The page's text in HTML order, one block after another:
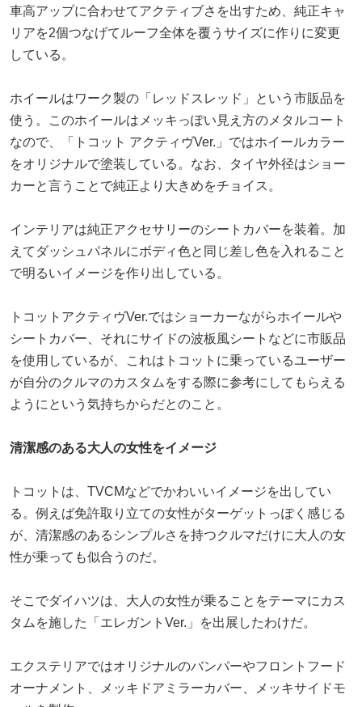
車高アップに合わせてアクティブさを出すため、純正キャ
リアを2個つなげてルーフ全体を覆うサイズに作りに変更
している。
ホイールはワーク製の「レッドスレッド」という市販品を
使う。このホイールはメッキっぽい見え方のメタルコート
なので、「トコット アクティヴVer.」ではホイールカラー
をオリジナルで塗装している。なお、タイヤ外径はショー
カーと言うことで純正より大きめをチョイス。
インテリアは純正アクセサリーのシートカバーを装着。加
えてダッシュパネルにボディ色と同じ差し色を入れること
で明るいイメージを作り出している。
トコットアクティヴVer.ではショーカーながらホイールや
シートカバー、それにサイドの波板風シートなどに市販品
を使用しているが、これはトコットに乗っているユーザー
が自分のクルマのカスタムをする際に参考にしてもらえる
ようにという気持ちからだとのこと。
清潔感のある大人の女性をイメージ
トコットは、TVCMなどでかわいいイメージを出してい
る。例えば免許取り立ての女性がターゲットっぽく感じる
が、清潔感のあるシンプルさを持つクルマだけに大人の女
性が乗っても似合うのだ。
そこでダイハツは、大人の女性が乗ることをテーマにカス
タムを施した「エレガントVer.」を出展したわけだ。
エクステリアではオリジナルのバンパーやフロントフード
オーナメント、メッキドアミラーカバー、メッキサイドモ